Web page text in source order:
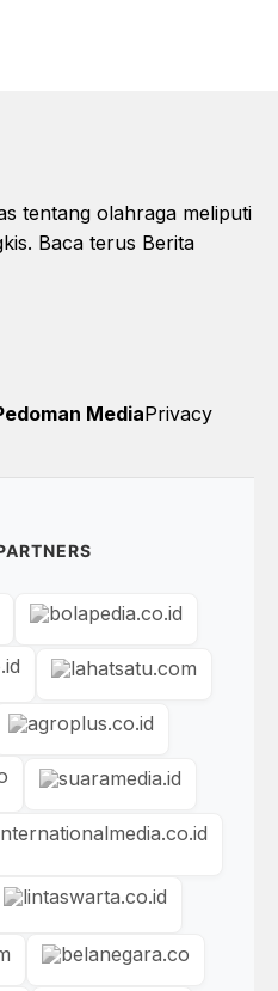
tentang olahraga meliputi
Baca terus Berita
MediaPrivacy